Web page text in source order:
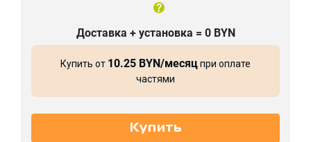
Доставка + установка = 0 BYN
Купить от 10.25 BYN/месяцпри оплате
частями